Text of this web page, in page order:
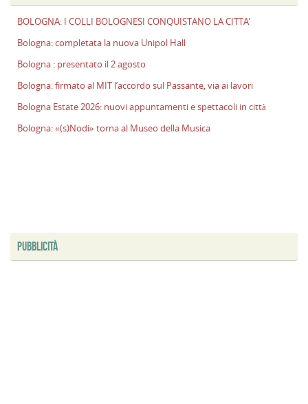
BOLOGNA: I COLLI BOLOGNESI CONQUISTANO LA CITTA’
Bologna: completata la nuova Unipol Hall
Bologna : presentato il 2 agosto
Bologna: firmato al MIT l’accordo sul Passante, via ai lavori
Bologna Estate 2026: nuovi appuntamenti e spettacoli in città
Bologna: «(s)Nodi» torna al Museo della Musica
PUBBLICITÀ